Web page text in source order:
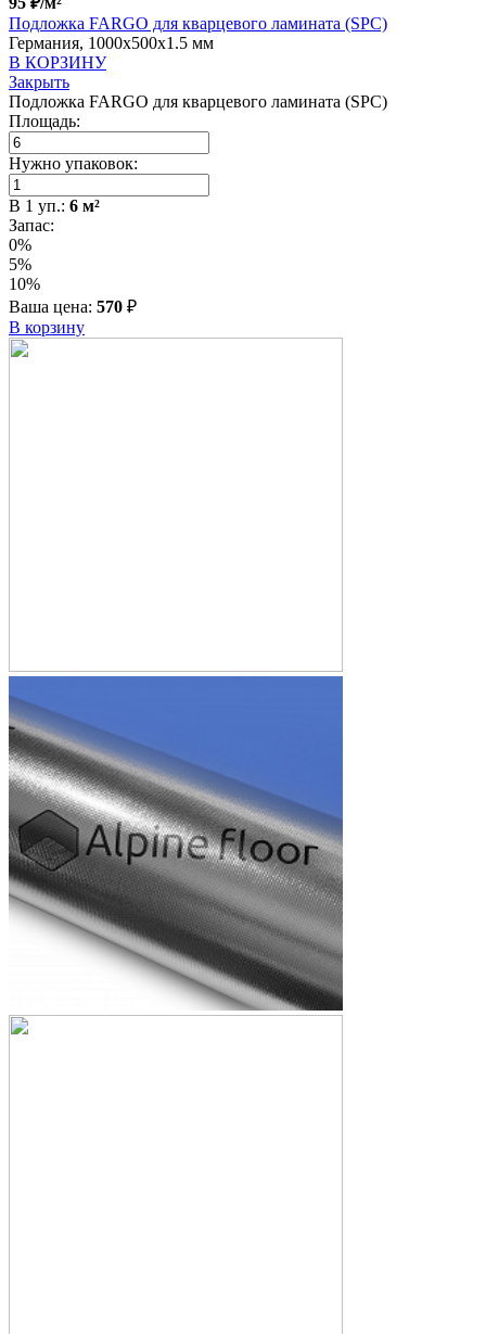
Подложка FARGO для кварцевого ламината (SPC)
Германия, 1000x500x1.5 мм
В КОРЗИНУ
Закрыть
Подложка FARGO для кварцевого ламината (SPC)
Площадь:
Нужно упаковок:
В 1 уп.: 6 м²
Запас:
0%
5%
10%
Ваша цена: 570 ₽
В корзину